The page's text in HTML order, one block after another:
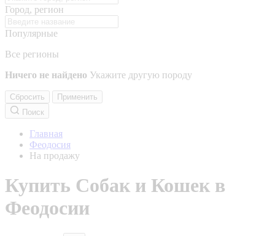
Город, регион
Популярные
Все регионы
Ничего не найдено Укажите другую породу
Сбросить
Применить
Поиск
Главная
Феодосия
На продажу
Купить Собак и Кошек в
Феодосии